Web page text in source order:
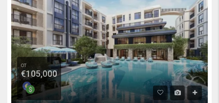
от
€105,000